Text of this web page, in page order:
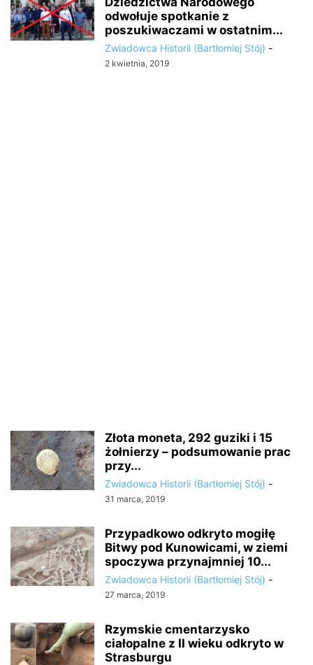
odwołuje spotkanie z
poszukiwaczami w ostatnim...
Zwiadowca Historii (Bartłomiej Stój) -
2 kwietnia, 2019
Złota moneta, 292 guziki i 15
żołnierzy – podsumowanie prac
przy...
Zwiadowca Historii (Bartłomiej Stój) -
31 marca, 2019
Przypadkowo odkryto mogiłę
Bitwy pod Kunowicami, w ziemi
spoczywa przynajmniej 10...
Zwiadowca Historii (Bartłomiej Stój) -
27 marca, 2019
Rzymskie cmentarzysko
ciałopalne z II wieku odkryto w
Strasburgu